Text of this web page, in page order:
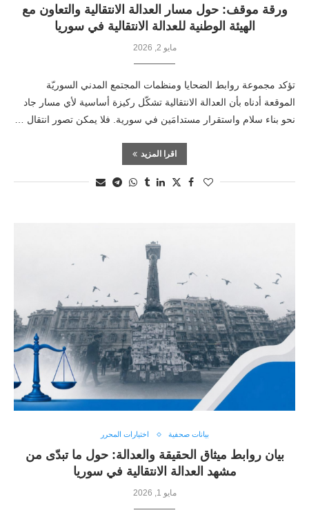
ورقة موقف: حول مسار العدالة الانتقالية والتعاون مع
الهيئة الوطنية للعدالة الانتقالية في سوريا
مايو 2, 2026
تؤكد مجموعة روابط الضحايا ومنظمات المجتمع المدني السوريّة
الموقعة أدناه بأن العدالة الانتقالية تشكّل ركيزة أساسية لأي مسار جاد
نحو بناء سلام واستقرار مستدامَين في سورية. فلا يمكن تصور انتقال …
اقرا المزيد
بيانات صحفية اختيارات المحرر
بيان روابط ميثاق الحقيقة والعدالة: حول ما تبدّى من
مشهد العدالة الانتقالية في سوريا
مايو 1, 2026